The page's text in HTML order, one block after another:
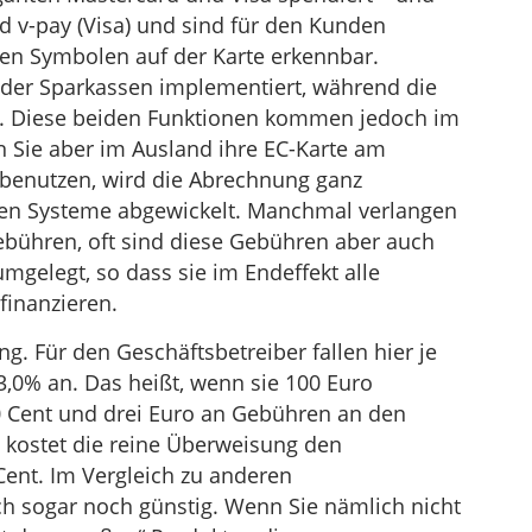
v-pay (Visa) und sind für den Kunden
Symbolen auf der Karte erkennbar.
Sparkassen implementiert, während die
Diese beiden Funktionen kommen jedoch im
aber im Ausland ihre EC-Karte am
wird die Abrechnung ganz
Systeme abgewickelt. Manchmal verlangen
oft sind diese Gebühren aber auch
so dass sie im Endeffekt alle
Für den Geschäftsbetreiber fallen hier je
an. Das heißt, wenn sie 100 Euro
und drei Euro an Gebühren an den
die reine Überweisung den
Im Vergleich zu anderen
sogar noch günstig. Wenn Sie nämlich nicht